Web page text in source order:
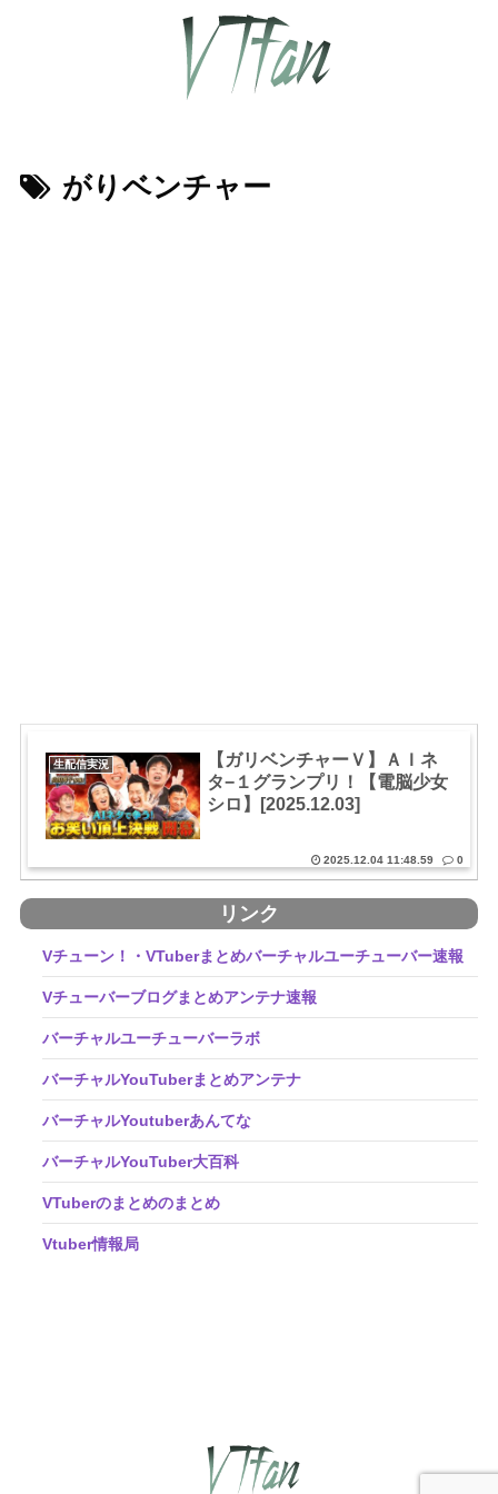
がりベンチャー
生配信実況
【ガリベンチャーＶ】ＡＩネ
タ−１グランプリ！【電脳少女
シロ】[2025.12.03]
2025.12.04 11:48.59 0
リンク
Vチューン！・VTuberまとめバーチャルユーチューバー速報
Vチューバーブログまとめアンテナ速報
バーチャルユーチューバーラボ
バーチャルYouTuberまとめアンテナ
バーチャルYoutuberあんてな
バーチャルYouTuber大百科
VTuberのまとめのまとめ
Vtuber情報局